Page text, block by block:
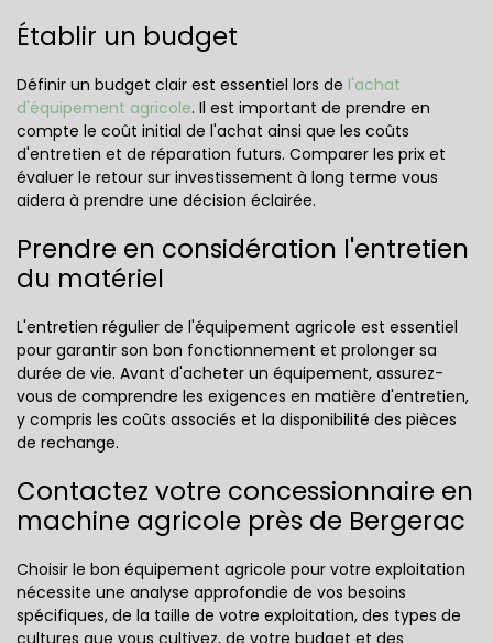
Établir un budget
Définir un budget clair est essentiel lors de l'achat
d'équipement agricole. Il est important de prendre en
compte le coût initial de l'achat ainsi que les coûts
d'entretien et de réparation futurs. Comparer les prix et
évaluer le retour sur investissement à long terme vous
aidera à prendre une décision éclairée.
Prendre en considération l'entretien
du matériel
L'entretien régulier de l'équipement agricole est essentiel
pour garantir son bon fonctionnement et prolonger sa
durée de vie. Avant d'acheter un équipement, assurez-
vous de comprendre les exigences en matière d'entretien,
y compris les coûts associés et la disponibilité des pièces
de rechange.
Contactez votre concessionnaire en
machine agricole près de Bergerac
Choisir le bon équipement agricole pour votre exploitation
nécessite une analyse approfondie de vos besoins
spécifiques, de la taille de votre exploitation, des types de
cultures que vous cultivez, de votre budget et des